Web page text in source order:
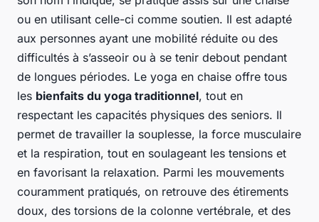
ou en utilisant celle-ci comme soutien. Il est adapté
aux personnes ayant une mobilité réduite ou des
difficultés à s’asseoir ou à se tenir debout pendant
de longues périodes. Le yoga en chaise offre tous
les bienfaits du yoga traditionnel, tout en
respectant les capacités physiques des seniors. Il
permet de travailler la souplesse, la force musculaire
et la respiration, tout en soulageant les tensions et
en favorisant la relaxation. Parmi les mouvements
couramment pratiqués, on retrouve des étirements
doux, des torsions de la colonne vertébrale, et des